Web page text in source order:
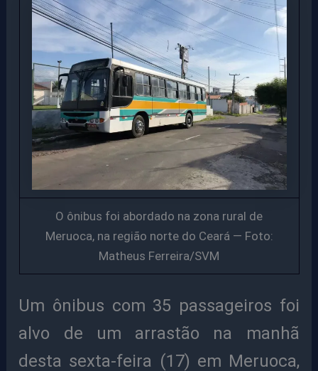
O ônibus foi abordado na zona rural de
Meruoca, na região norte do Ceará — Foto:
Matheus Ferreira/SVM
Um ônibus com 35 passageiros foi
alvo de um arrastão na manhã
desta sexta-feira (17) em Meruoca,